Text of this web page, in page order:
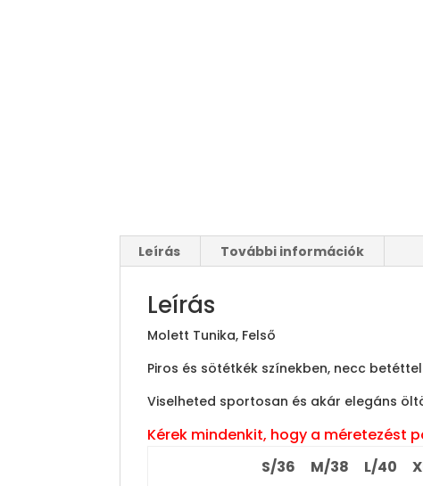
Leírás További információk
Leírás
Molett Tunika, Felső
Piros és sötétkék színekben, necc
Viselheted sportosan és akár elegáns
Kérek mindenkit, hogy a méretezést
S/36
M/38 L/40